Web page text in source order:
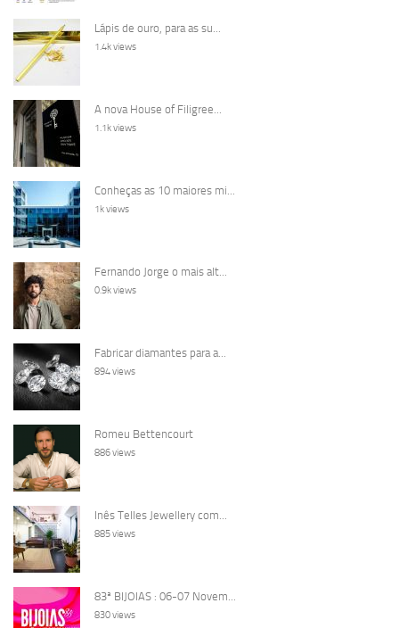
Lápis de ouro, para as su...
1.4k views
A nova House of Filigree...
1.1k views
Conheças as 10 maiores mi...
1k views
Fernando Jorge o mais alt...
0.9k views
Fabricar diamantes para a...
894 views
Romeu Bettencourt
886 views
Inês Telles Jewellery com...
885 views
83ª BIJOIAS : 06-07 Novem...
830 views